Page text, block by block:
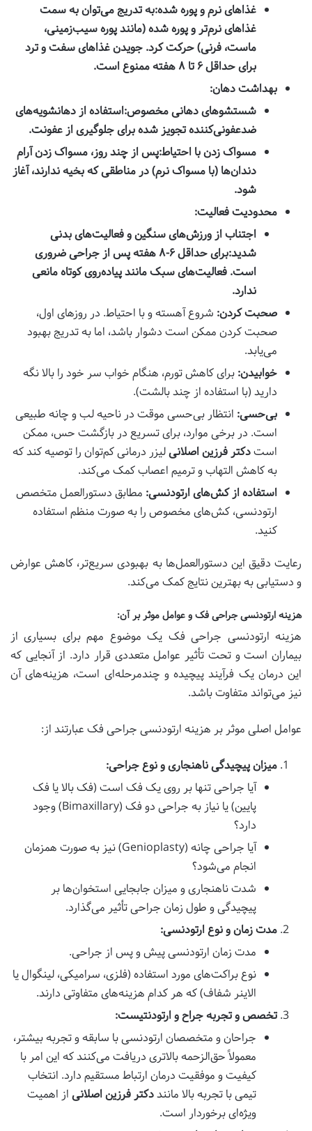
غذاهای نرم و پوره شده:به تدریج می‌توان به سمت
غذاهای نرم‌تر و پوره شده (مانند پوره سیب‌زمینی،
ماست، فرنی) حرکت کرد. جویدن غذاهای سفت و ترد
برای حداقل ۶ تا ۸ هفته ممنوع است.
بهداشت دهان:
شستشوهای دهانی مخصوص:استفاده از دهانشویه‌های
ضدعفونی‌کننده تجویز شده برای جلوگیری از عفونت.
مسواک زدن با احتیاط:پس از چند روز، مسواک زدن آرام
دندان‌ها (با مسواک نرم) در مناطقی که بخیه ندارند، آغاز
شود.
محدودیت فعالیت:
اجتناب از ورزش‌های سنگین و فعالیت‌های بدنی
شدید:
برای حداقل ۶-۸ هفته پس از جراحی ضروری
است. فعالیت‌های سبک مانند پیاده‌روی کوتاه مانعی
ندارد.
صحبت کردن: شروع آهسته و با احتیاط. در روزهای اول،
صحبت کردن ممکن است دشوار باشد، اما به تدریج بهبود
می‌یابد.
خوابیدن: برای کاهش تورم، هنگام خواب سر خود را بالا نگه
دارید (با استفاده از چند بالشت).
بی‌حسی: انتظار بی‌حسی موقت در ناحیه لب و چانه طبیعی
است. در برخی موارد، برای تسریع در بازگشت حس، ممکن
استدکتر فرزین اصلانیلیزر درمانی کم‌توان را توصیه کند که
به کاهش التهاب و ترمیم اعصاب کمک می‌کند.
استفاده از کش‌های ارتودنسی: مطابق دستورالعمل متخصص
ارتودنسی، کش‌های مخصوص را به صورت منظم استفاده
کنید.
رعایت دقیق این دستورالعمل‌ها به بهبودی سریع‌تر، کاهش عوارض
و دستیابی به بهترین نتایج کمک می‌کند.
هزینه ارتودنسی جراحی فک و عوامل موثر بر آن:
هزینه ارتودنسی جراحی فک یک موضوع مهم برای بسیاری از
بیماران است و تحت تأثیر عوامل متعددی قرار دارد. از آنجایی که
این درمان یک فرآیند پیچیده و چندمرحله‌ای است، هزینه‌های آن
نیز می‌تواند متفاوت باشد.
عوامل اصلی موثر بر هزینه ارتودنسی جراحی فک عبارتند از:
میزان پیچیدگی ناهنجاری و نوع جراحی:
آیا جراحی تنها بر روی یک فک است (فک بالا یا فک
پایین) یا نیاز به جراحی دو فک (Bimaxillary) وجود
دارد؟
آیا جراحی چانه (Genioplasty) نیز به صورت همزمان
انجام می‌شود؟
شدت ناهنجاری و میزان جابجایی استخوان‌ها بر
پیچیدگی و طول زمان جراحی تأثیر می‌گذارد.
مدت زمان و نوع ارتودنسی:
مدت زمان ارتودنسی پیش و پس از جراحی.
نوع براکت‌های مورد استفاده (فلزی، سرامیکی، لینگوال یا
الاینر شفاف) که هر کدام هزینه‌های متفاوتی دارند.
تخصص و تجربه جراح و ارتودنتیست:
جراحان و متخصصان ارتودنسی با سابقه و تجربه بیشتر،
معمولاً حق‌الزحمه بالاتری دریافت می‌کنند که این امر با
کیفیت و موفقیت درمان ارتباط مستقیم دارد. انتخاب
تیمی با تجربه بالا ماننددکتر فرزین اصلانی از اهمیت
ویژه‌ای برخوردار است.